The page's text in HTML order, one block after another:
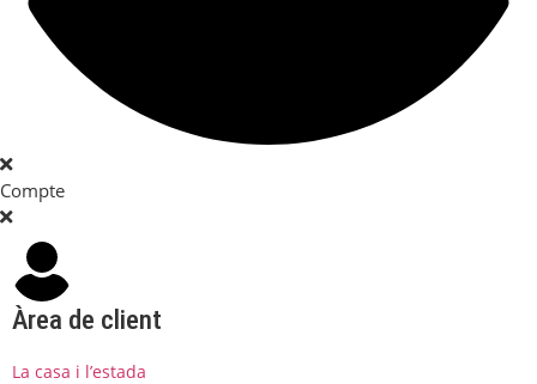
Compte
Àrea de client
La casa i l’estada